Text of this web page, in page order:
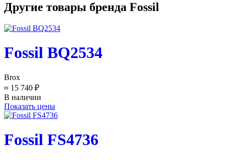
Другие товары бренда Fossil
Fossil BQ2534
Brox
≈ 15 740 ₽
В наличии
Показать цены
Fossil FS4736